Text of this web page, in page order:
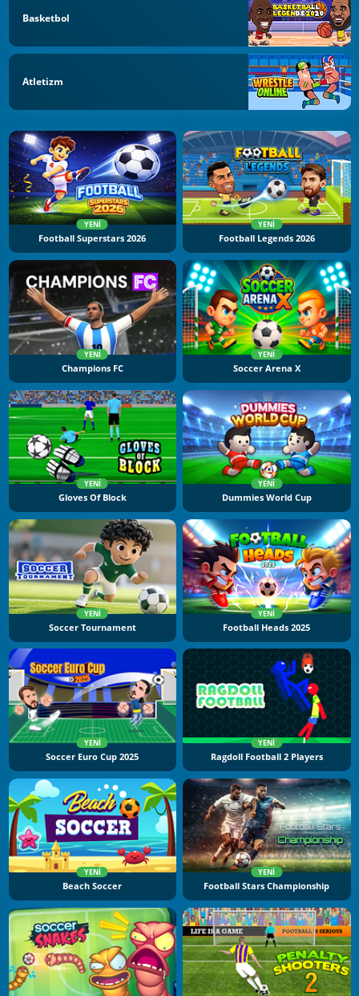
Basketbol
Atletizm
YENI
Football Superstars 2026
YENI
Football Legends 2026
YENI
Champions FC
YENI
Soccer Arena X
YENI
Gloves Of Block
YENI
Dummies World Cup
YENI
Soccer Tournament
YENI
Football Heads 2025
YENI
Soccer Euro Cup 2025
YENI
Ragdoll Football 2 Players
YENI
Beach Soccer
YENI
Football Stars Championship